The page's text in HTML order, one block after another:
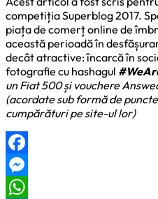
competiția Superblog 2017.
piața de comerț online de
această perioadă în
decât atractive: încarcă în
fotografie cu hashagul
un Fiat 500 și vouchere
(acordate sub formă de
cumpărături pe site-ul lor)
Facebook
Messenger